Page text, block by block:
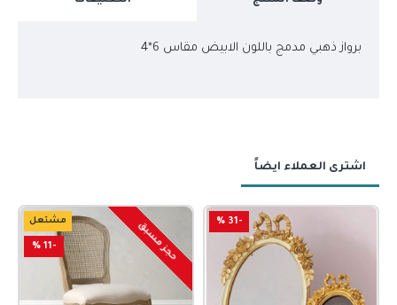
برواز ذهبي مدمج باللون الابيض مقاس 6*4
اشترى العملاء ايضاً
-31 % مشتعل
-11 % حجز مسبق